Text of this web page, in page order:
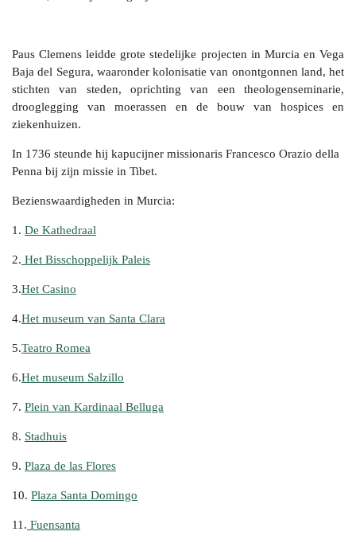
Paus Clemens leidde grote stedelijke projecten in Murcia en Vega
Baja del Segura, waaronder kolonisatie van onontgonnen land, het
stichten van steden, oprichting van een theologenseminarie,
drooglegging van moerassen en de bouw van hospices en
ziekenhuizen.
In 1736 steunde hij kapucijner missionaris Francesco Orazio della
Penna bij zijn missie in Tibet.
Bezienswaardigheden in Murcia:
1. De Kathedraal
2. Het Bisschoppelijk Paleis
3.Het Casino
4.Het museum van Santa Clara
5.Teatro Romea
6.Het museum Salzillo
7. Plein van Kardinaal Belluga
8. Stadhuis
9. Plaza de las Flores
10. Plaza Santa Domingo
11. Fuensanta